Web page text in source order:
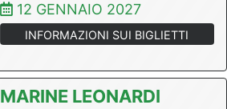
12 GENNAIO 2027
INFORMAZIONI SUI BIGLIETTI
MARINE LEONARDI